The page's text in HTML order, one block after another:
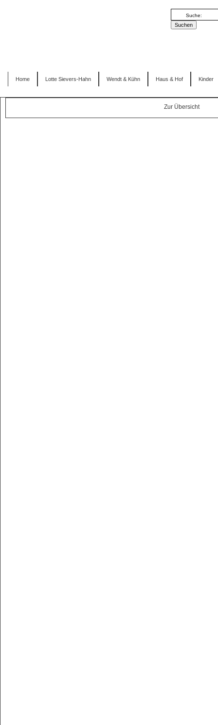
Home Lotte Sievers-Hahn Wendt & Kühn Haus & Hof Kinder
Zur Übersicht